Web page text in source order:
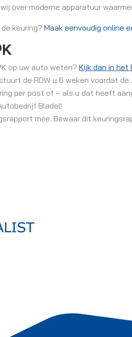
over moderne apparatuur
keuring? Maak eenvoudig online
op uw auto weten? Kijk dan in het
de RDW u 6 weken voordat
per post of – als u dat heeft
Bladel!
mee. Bewaar dit